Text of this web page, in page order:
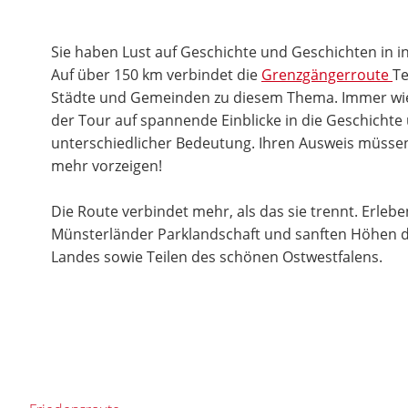
Sie haben Lust auf Geschichte und Geschichten in
Auf über 150 km verbindet die Grenzgängerroute
Städte und Gemeinden zu diesem Thema. Immer
der Tour auf spannende Einblicke in die
unterschiedlicher Bedeutung. Ihren Ausweis
mehr vorzeigen!
Die Route verbindet mehr, als das sie trennt.
Münsterländer Parklandschaft und sanften Höhen
Landes sowie Teilen des schönen Ostwestfalens.